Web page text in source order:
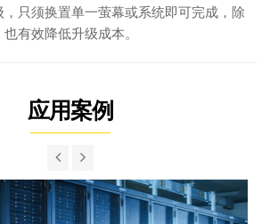
只须换置单一萤幕或系统即可完成，除
有效降低升级成本。
应用案例